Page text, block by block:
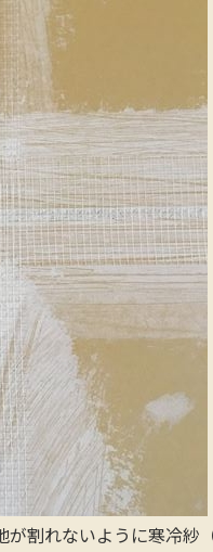
割れないように寒冷紗